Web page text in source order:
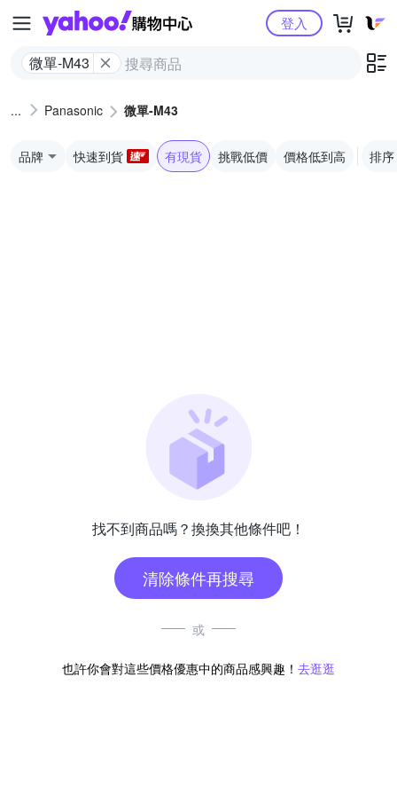
Yahoo購物中心
微單-M43
登入
Panasonic 微單-M43
品牌 快速到貨 有現貨 挑戰低價 價格低到高 排序
找不到商品嗎？換換其他條件吧！
清除條件再搜尋
或
也許你會對這些價格優惠中的商品感興趣！ 去逛逛